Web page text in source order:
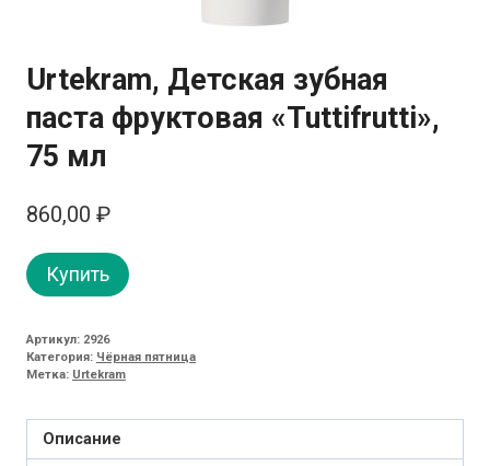
Urtekram, Детская зубная
паста фруктовая «Tuttifrutti»,
75 мл
860,00 ₽
Купить
Артикул: 2926
Категория: Чёрная пятница
Метка: Urtekram
Описание